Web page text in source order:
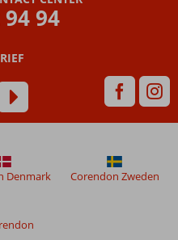
94
Denmark Corendon Zweden